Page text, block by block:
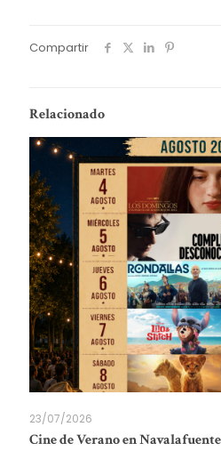
Compartir
Relacionado
23/07/2026
Cine de Verano en Navalafuente